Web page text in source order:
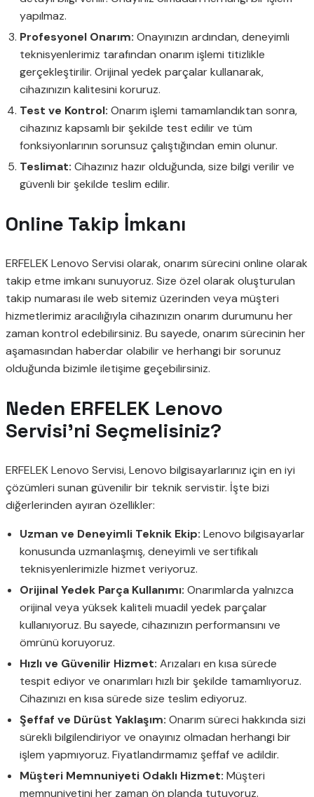
yapılmaz.
Profesyonel Onarım: Onayınızın ardından, deneyimli
teknisyenlerimiz tarafından onarım işlemi titizlikle
gerçekleştirilir. Orijinal yedek parçalar kullanarak,
cihazınızın kalitesini koruruz.
Test ve Kontrol: Onarım işlemi tamamlandıktan sonra,
cihazınız kapsamlı bir şekilde test edilir ve tüm
fonksiyonlarının sorunsuz çalıştığından emin olunur.
Teslimat: Cihazınız hazır olduğunda, size bilgi verilir ve
güvenli bir şekilde teslim edilir.
Online Takip İmkanı
ERFELEK Lenovo Servisi olarak, onarım sürecini online olarak
takip etme imkanı sunuyoruz. Size özel olarak oluşturulan
takip numarası ile web sitemiz üzerinden veya müşteri
hizmetlerimiz aracılığıyla cihazınızın onarım durumunu her
zaman kontrol edebilirsiniz. Bu sayede, onarım sürecinin her
aşamasından haberdar olabilir ve herhangi bir sorunuz
olduğunda bizimle iletişime geçebilirsiniz.
Neden ERFELEK Lenovo
Servisi’ni Seçmelisiniz?
ERFELEK Lenovo Servisi, Lenovo bilgisayarlarınız için en iyi
çözümleri sunan güvenilir bir teknik servistir. İşte bizi
diğerlerinden ayıran özellikler:
Uzman ve Deneyimli Teknik Ekip: Lenovo bilgisayarlar
konusunda uzmanlaşmış, deneyimli ve sertifikalı
teknisyenlerimizle hizmet veriyoruz.
Orijinal Yedek Parça Kullanımı: Onarımlarda yalnızca
orijinal veya yüksek kaliteli muadil yedek parçalar
kullanıyoruz. Bu sayede, cihazınızın performansını ve
ömrünü koruyoruz.
Hızlı ve Güvenilir Hizmet: Arızaları en kısa sürede
tespit ediyor ve onarımları hızlı bir şekilde tamamlıyoruz.
Cihazınızı en kısa sürede size teslim ediyoruz.
Şeffaf ve Dürüst Yaklaşım: Onarım süreci hakkında sizi
sürekli bilgilendiriyor ve onayınız olmadan herhangi bir
işlem yapmıyoruz. Fiyatlandırmamız şeffaf ve adildir.
Müşteri Memnuniyeti Odaklı Hizmet: Müşteri
memnuniyetini her zaman ön planda tutuyoruz.